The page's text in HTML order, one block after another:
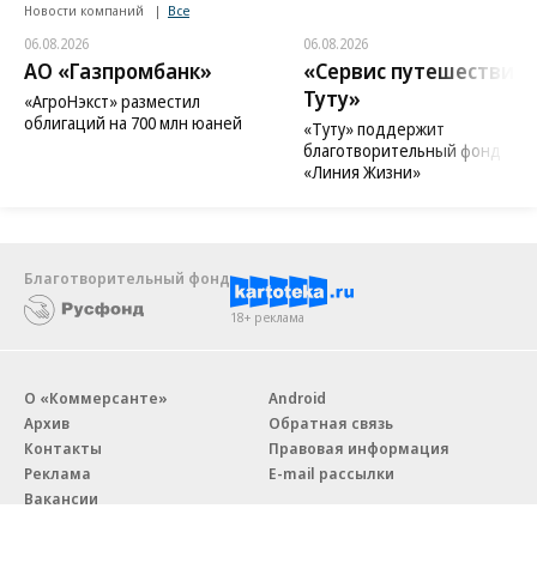
Новости компаний Все
06.08.2026
АО «Газпромбанк»
«АгроНэкст» разместил
облигаций на 700 млн юаней
06.08.2026
«Сервис путешествий
Туту»
«Туту» поддержит
благотворительный фонд
«Линия Жизни»
Благотворительный фонд
18+ реклама
О «Коммерсанте»
Архив
Контакты
Реклама
Вакансии
Android
Обратная связь
Правовая информация
E-mail рассылки